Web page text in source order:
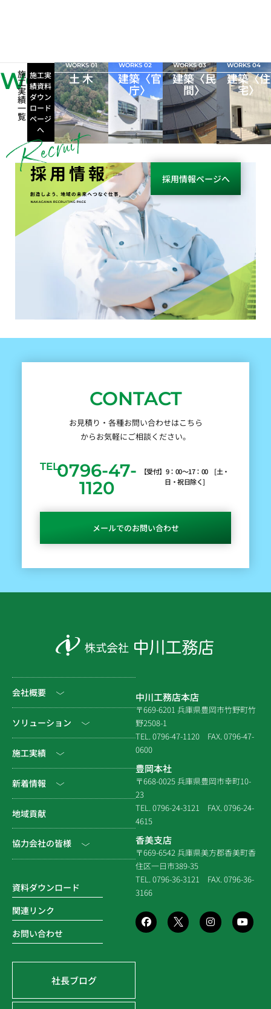
WORKS
施
工
実
績
一
覧
施工実
績資料
ダウン
ロード
ページ
へ
WORKS 01
土 木
WORKS 02
建築〈官
庁〉
WORKS 03
建築〈民
間〉
WORKS 04
建築〈住
宅〉
採用情報 採用情報ページへ
CONTACT
お見積り・各種お問い合わせはこちら
からお気軽にご相談ください。
TEL.0796-47-
1120
【受付】9：00～17：00 [土・
日・祝日除く]
メールでのお問い合わせ
会社概要
社長挨拶
会社沿革
拠点一覧
企業倫理規定
品質方針
環境方針
SDGsの取組み
ソリューション
公共工事
住宅関連
システム建築
各種連携
災害時対応等
施工実績
土木
建築（民間）
新着情報
NEWS & EVENT
メディア掲載
地域貢献
協力会社の皆様
資料ダウンロード
関連リンク
お問い合わせ
社長ブログ
中川工務店本店
〒669-6201 兵庫県豊岡市竹野町竹
野2508-1
TEL. 0796-47-1120 FAX. 0796-47-
0600
豊岡本社
〒668-0025 兵庫県豊岡市幸町10-
23
TEL. 0796-24-3121 FAX. 0796-24-
4615
香美支店
〒669-6542 兵庫県美方郡香美町香
住区一日市389-35
TEL. 0796-36-3121 FAX. 0796-36-
3166